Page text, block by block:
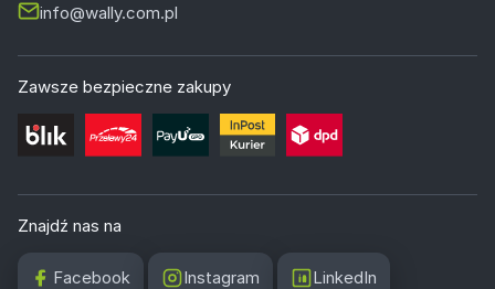
info@wally.com.pl
Zawsze bezpieczne zakupy
Znajdź nas na
Facebook Instagram LinkedIn